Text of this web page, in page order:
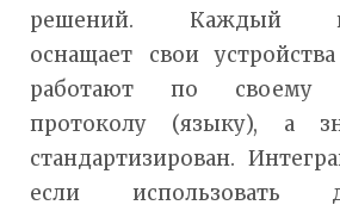
решений. Каждый
оснащает свои
работают по своему
протоколу (языку), а
стандартизирован.
если использовать